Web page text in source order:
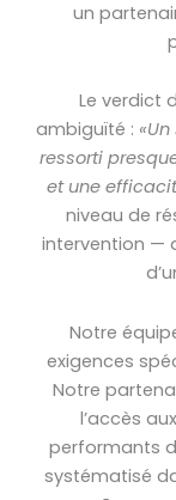
un
Le verdict
ambiguïté :
ressorti
et une
niveau de
intervention —
Notre
exigences
Notre
l’accès
performants
systématisé